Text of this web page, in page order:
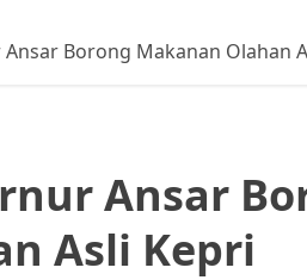
Borong Makanan Olahan
Ansar
Asli Kepri